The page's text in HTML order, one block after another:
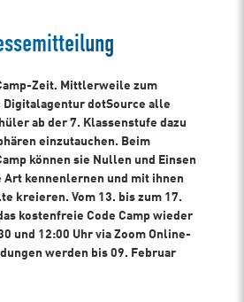
Zeit. Mittlerweile zum
dotSource alle
ab der 7. Klassenstufe dazu
einzutauchen. Beim
können sie Nullen und Einsen
Art kennenlernen und mit ihnen
kreieren. Vom 13. bis zum 17.
kostenfreie Code Camp wieder
und 12:00 Uhr via Zoom Online-
werden bis 09. Februar